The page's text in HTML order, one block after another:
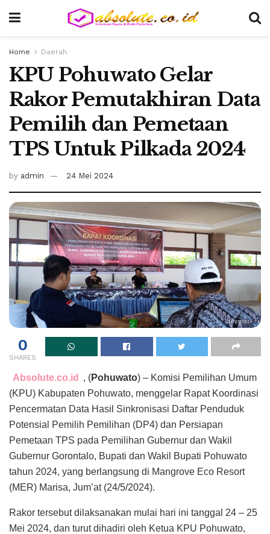
Home Daerah
KPU Pohuwato Gelar
Rakor Pemutakhiran Data
Pemilih dan Pemetaan
TPS Untuk Pilkada 2024
by admin 24 Mei 2024
0
SHARES
Absolute.co.id , (Pohuwato) – Komisi Pemilihan Umum
(KPU) Kabupaten Pohuwato, menggelar Rapat Koordinasi
Pencermatan Data Hasil Sinkronisasi Daftar Penduduk
Potensial Pemilih Pemilihan (DP4) dan Persiapan
Pemetaan TPS pada Pemilihan Gubernur dan Wakil
Gubernur Gorontalo, Bupati dan Wakil Bupati Pohuwato
tahun 2024, yang berlangsung di Mangrove Eco Resort
(MER) Marisa, Jum’at (24/5/2024).
Rakor tersebut dilaksanakan mulai hari ini tanggal 24 – 25
Mei 2024, dan turut dihadiri oleh Ketua KPU Pohuwato,